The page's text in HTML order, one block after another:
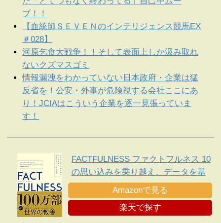
ブ！！
【血統師ＳＥＶＥＮのインテリジェンス競馬EX
＃028】
河原乞食大戦争！！そして表面上しか汲み取れ
ないクズマスゴミ
情報漏洩をわかっていない日本政府・企業は猛
反省を！公安・外事が危険視する会社ここにあ
り！JCIAはこういう企業を逐一見張っていま
す！
FACTFULNESS ファクトフルネス 10
の思い込みを乗り越え、データを基
に世界を正しく見る習慣
Amazonで見る
楽天で探す